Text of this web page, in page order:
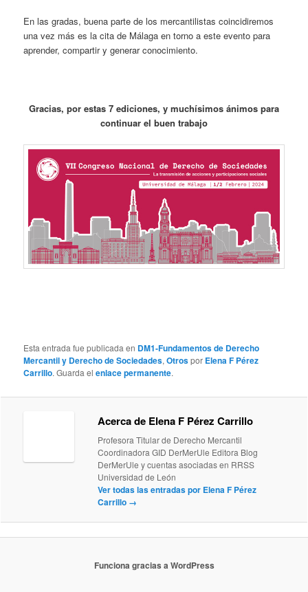
En las gradas, buena parte de los mercantilistas coincidiremos
una vez más es la cita de Málaga en torno a este evento para
aprender, compartir y generar conocimiento.
Gracias, por estas 7 ediciones, y muchísimos ánimos para
continuar el buen trabajo
Esta entrada fue publicada en DM1-Fundamentos de Derecho
Mercantil y Derecho de Sociedades,Otrospor Elena F Pérez
Carrillo. Guarda elenlace permanente.
Acerca de Elena F Pérez Carrillo
Profesora Titular de Derecho Mercantil
Coordinadora GID DerMerUle Editora Blog
DerMerUle y cuentas asociadas en RRSS
Universidad de León
Ver todas las entradas por Elena F Pérez
Carrillo →
Funciona gracias a WordPress